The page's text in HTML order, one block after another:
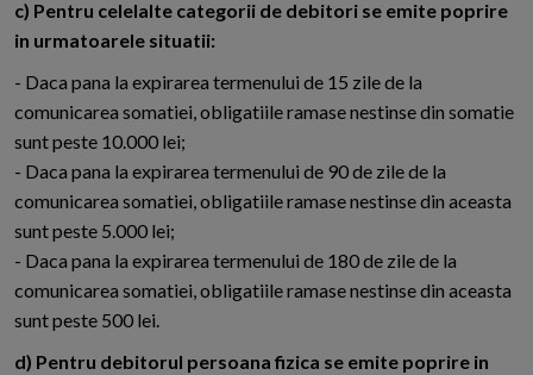
c) Pentru celelalte categorii de debitori se emite poprire
in urmatoarele situatii:
- Daca pana la expirarea termenului de 15 zile de la
comunicarea somatiei, obligatiile ramase nestinse din somatie
sunt peste 10.000 lei;
- Daca pana la expirarea termenului de 90 de zile de la
comunicarea somatiei, obligatiile ramase nestinse din aceasta
sunt peste 5.000 lei;
- Daca pana la expirarea termenului de 180 de zile de la
comunicarea somatiei, obligatiile ramase nestinse din aceasta
sunt peste 500 lei.
d) Pentru debitorul persoana fizica se emite poprire in